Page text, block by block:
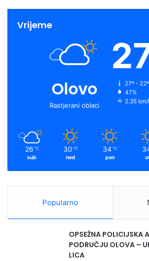
Vrijeme
Olovo
Rastjerani oblaci
27º - 22º
47%
2.35 km/
26 ℃
sub
30 ℃
ned
34 ℃
pon
Popularno
OPSEŽNA POLICIJSKA
PODRUČJU OLOVA –
LICA